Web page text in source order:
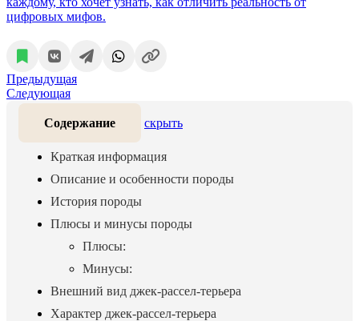
цифровых мифов.
Предыдущая
Следующая
Содержание скрыть
Краткая информация
Описание и особенности породы
История породы
Плюсы и минусы породы
Плюсы:
Минусы:
Внешний вид джек-рассел-терьера
Характер джек-рассел-терьера